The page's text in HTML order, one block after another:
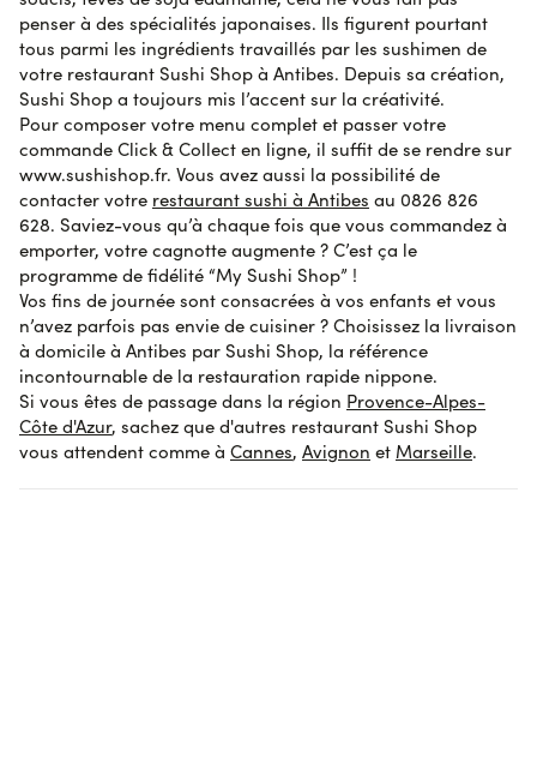
Tout était parfait comme d’habitude. Et le cadeau
anniversaire nous a fait très plaisir
Kevin S.le 26 octobre 2023 AVIS VÉRIFIÉ
Top ????????
AVIS SOUMIS À UN CONTRÔLE
Afficher l'attestation de confiance
penser à des spécialités japonaises. Ils figurent pourtant
tous parmi les ingrédients travaillés par les sushimen de
votre restaurant Sushi Shop à Antibes. Depuis sa création,
Sushi Shop a toujours mis l’accent sur la créativité.
Pour composer votre menu complet et passer votre
commande Click & Collect en ligne, il suffit de se rendre sur
www.sushishop.fr. Vous avez aussi la possibilité de
contacter votre restaurant sushi à Antibes au 0826 826
628. Saviez-vous qu’à chaque fois que vous commandez à
emporter, votre cagnotte augmente ? C’est ça le
programme de fidélité “My Sushi Shop” !
Vos fins de journée sont consacrées à vos enfants et vous
n’avez parfois pas envie de cuisiner ? Choisissez la livraison
à domicile à Antibes par Sushi Shop, la référence
incontournable de la restauration rapide nippone.
Si vous êtes de passage dans la région Provence-Alpes-
Côte d'Azur, sachez que d'autres restaurant Sushi Shop
vous attendent comme à Cannes, Avignon et Marseille.